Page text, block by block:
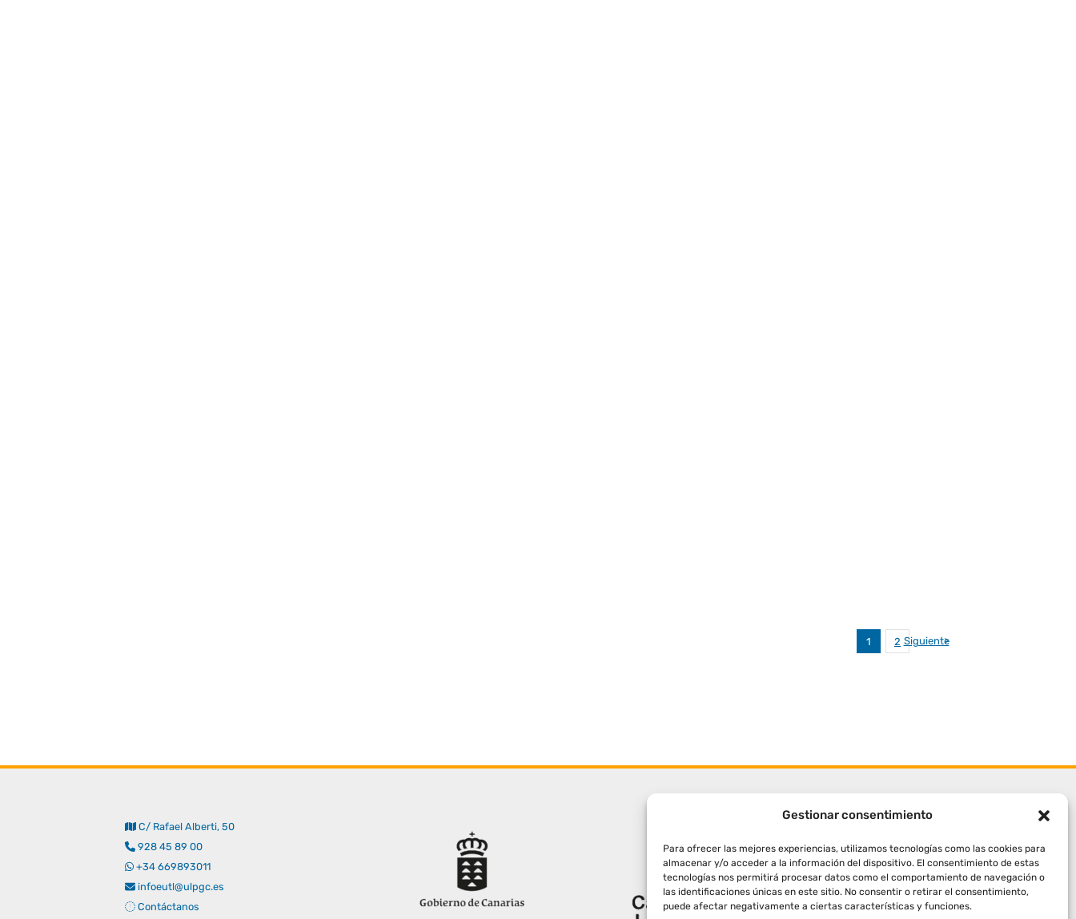
Gestionar consentimiento
Para ofrecer las mejores experiencias, utilizamos tecnologías como las cookies para
almacenar y/o acceder a la información del dispositivo. El consentimiento de estas
tecnologías nos permitirá procesar datos como el comportamiento de navegación o
las identificaciones únicas en este sitio. No consentir o retirar el consentimiento,
puede afectar negativamente a ciertas características y funciones.
1 2 Siguiente
C/ Rafael Alberti, 50
928 45 89 00
+34 669893011
infoeutl@ulpgc.es
Contáctanos